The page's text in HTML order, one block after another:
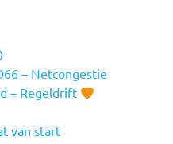
– Netcongestie
– Regeldrift
van start